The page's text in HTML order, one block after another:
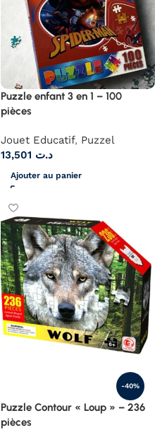
Puzzle enfant 3 en 1 – 100
pièces
Jouet Educatif, Puzzel
د.ت
Ajouter au panier
-40%
Puzzle Contour « Loup » – 236
pièces